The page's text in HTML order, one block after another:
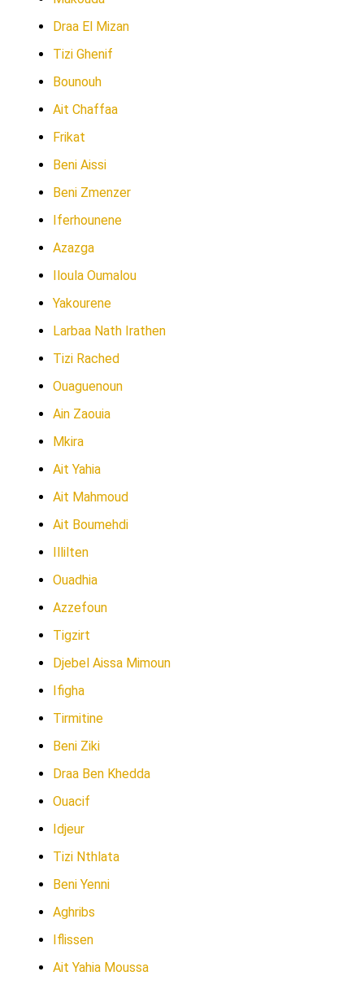
Draa El Mizan
Tizi Ghenif
Bounouh
Ait Chaffaa
Frikat
Beni Aissi
Beni Zmenzer
Iferhounene
Azazga
Iloula Oumalou
Yakourene
Larbaa Nath Irathen
Tizi Rached
Ouaguenoun
Ain Zaouia
Mkira
Ait Yahia
Ait Mahmoud
Ait Boumehdi
Illilten
Ouadhia
Azzefoun
Tigzirt
Djebel Aissa Mimoun
Ifigha
Tirmitine
Beni Ziki
Draa Ben Khedda
Ouacif
Idjeur
Tizi Nthlata
Beni Yenni
Aghribs
Iflissen
Ait Yahia Moussa